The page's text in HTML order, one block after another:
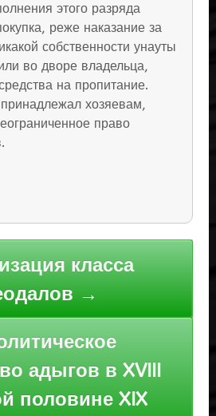
этого разряда
реже наказание за
собственности унауты
во дворе владельца,
на пропитание.
хозяевам,
право
класса
→
адыгов в XVIII
половине XIX